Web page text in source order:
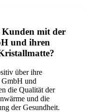
mit der
und ihren
über ihre
und
die Qualität der
und die
der Gesundheit.